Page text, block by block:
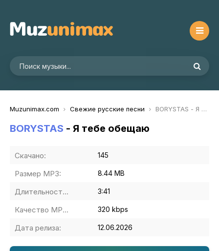
Muzunimax.com Свежие русские песни BORYSTAS - Я тебе обещаю
BORYSTAS - Я тебе обещаю
Скачано: 145
Размер MP3: 8.44 MB
Длительность MP3: 3:41
Качество MP3: 320 kbps
Дата релиза: 12.06.2026